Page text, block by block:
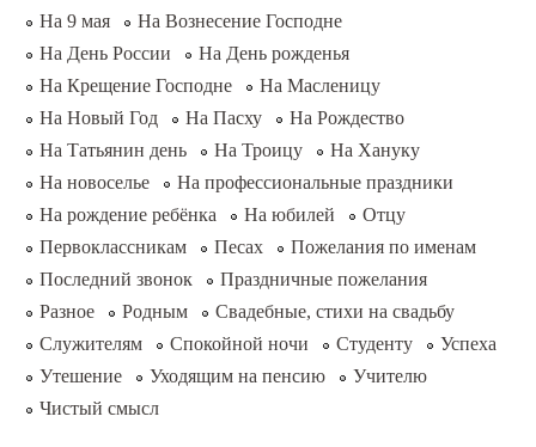
На 9 мая
На Вознесение Господне
На День России
На День рожденья
На Крещение Господне
На Масленицу
На Новый Год
На Пасху
На Рождество
На Татьянин день
На Троицу
На Хануку
На новоселье
На профессиональные праздники
На рождение ребёнка
На юбилей
Отцу
Первоклассникам
Песах
Пожелания по именам
Последний звонок
Праздничные пожелания
Разное
Родным
Свадебные, стихи на свадьбу
Служителям
Спокойной ночи Студенту
Успеха
Утешение
Уходящим на пенсию
Учителю
Чистый смысл